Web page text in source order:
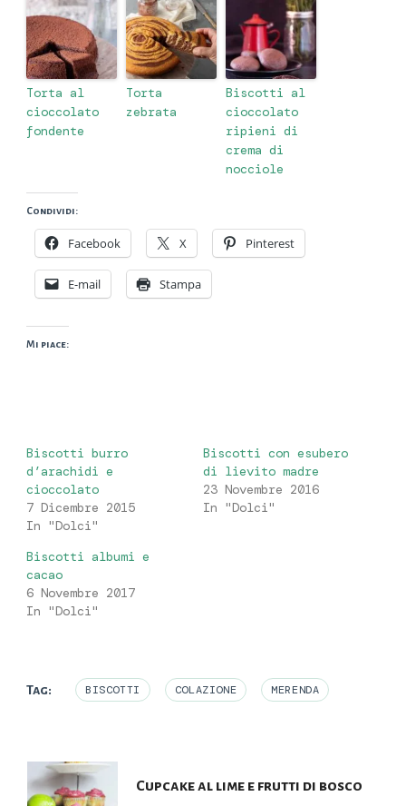
Torta al
cioccolato
fondente
Torta
zebrata
Biscotti al
cioccolato
ripieni di
crema di
nocciole
Condividi:
Facebook X Pinterest
E-mail Stampa
Mi piace:
Biscotti burro
d’arachidi e
cioccolato
7 Dicembre 2015
In "Dolci"
Biscotti con esubero
di lievito madre
23 Novembre 2016
In "Dolci"
Biscotti albumi e
cacao
6 Novembre 2017
In "Dolci"
Tag: BISCOTTI COLAZIONE MERENDA
NavigazioneCupcake al lime e frutti di bosco